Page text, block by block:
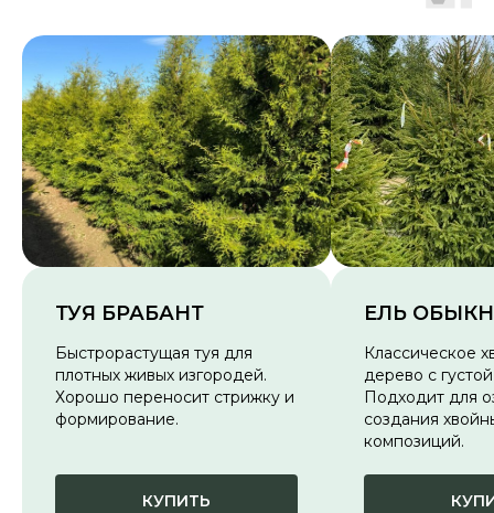
ТУЯ БРАБАНТ
Быстрорастущая туя для
плотных живых изгородей.
Хорошо переносит стрижку и
формирование.
КУПИТЬ
ЕЛЬ
Классическое
дерево с
Подходит для
создания
композиций.